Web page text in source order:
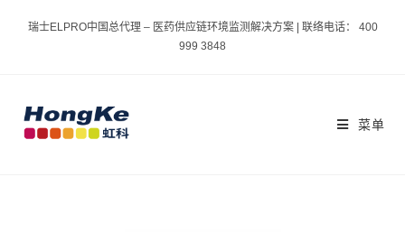
瑞士ELPRO中国总代理 – 医药供应链环境监测解决方案 | 联络电话： 400
999 3848
菜单